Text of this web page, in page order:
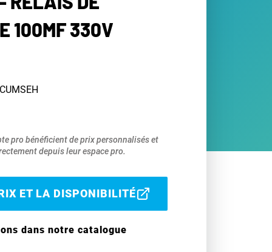
100MF 330V
pro bénéficient de prix personnalisés et
depuis leur espace pro.
ET LA DISPONIBILITÉ
dans notre catalogue